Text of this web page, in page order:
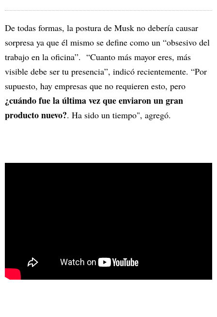
De todas formas, la postura de Musk no debería causar
sorpresa ya que él mismo se define como un “obsesivo del
trabajo en la oficina”. “Cuanto más mayor eres, más
visible debe ser tu presencia”, indicó recientemente. “Por
supuesto, hay empresas que no requieren esto, pero
¿cuándo fue la última vez que enviaron un gran
producto nuevo?. Ha sido un tiempo", agregó.